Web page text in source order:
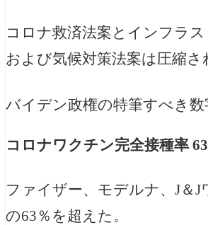
コロナ救済法案とインフラ
および気候対策法案は圧縮さ
バイデン政権の特筆すべき数
コロナワクチン完全接種率
ファイザー、モデルナ、J＆
の63％を超えた。